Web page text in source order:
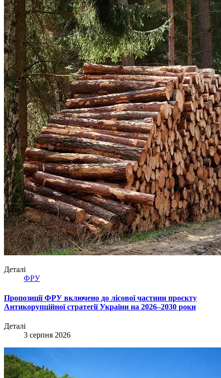
Деталі
ФРУ
Пропозиції ФРУ включено до лісової частини проєкту
Антикорупційної стратегії України на 2026–2030 роки
Деталі
3 серпня 2026